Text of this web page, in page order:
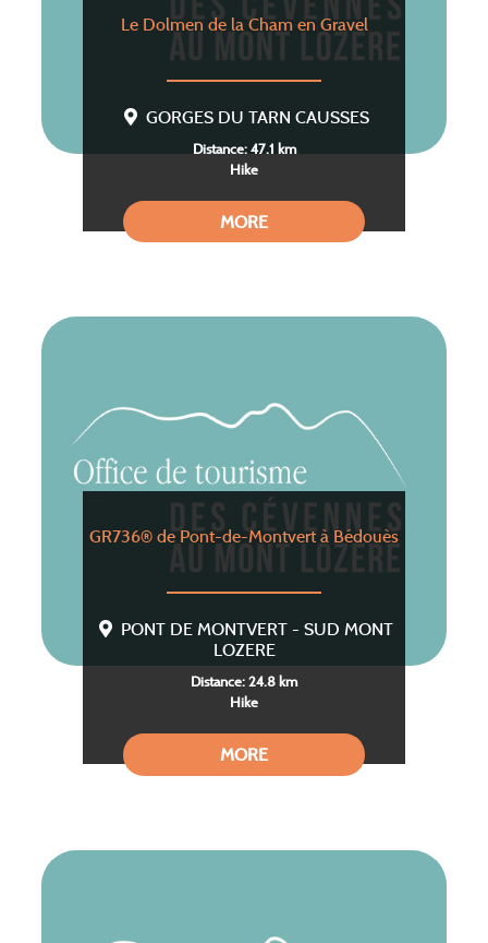
Le Dolmen de la Cham en Gravel
GORGES DU TARN CAUSSES
Distance: 47.1 km
Hike
MORE
GR736® de Pont-de-Montvert à Bédouès
PONT DE MONTVERT - SUD MONT
LOZERE
Distance: 24.8 km
Hike
MORE